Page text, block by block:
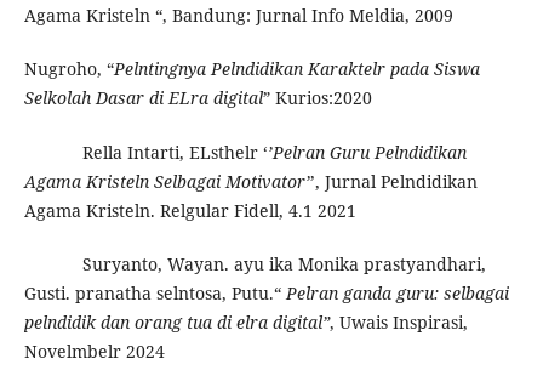
Agama Kristeln “, Bandung: Jurnal Info Meldia, 2009
Nugroho, “Pelntingnya Pelndidikan Karaktelr pada Siswa
Selkolah Dasar di ELra digital” Kurios:2020
Rella Intarti, ELsthelr ‘’Pelran Guru Pelndidikan
Agama Kristeln Selbagai Motivator’’, Jurnal Pelndidikan
Agama Kristeln. Relgular Fidell, 4.1 2021
Suryanto, Wayan. ayu ika Monika prastyandhari,
Gusti. pranatha selntosa, Putu.“Pelran ganda guru: selbagai
pelndidik dan orang tua di elra digital”, Uwais Inspirasi,
Novelmbelr 2024